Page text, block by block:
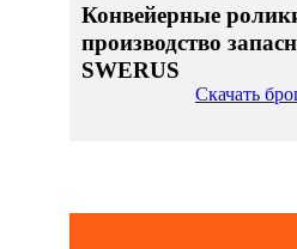
Конвейерные
производство
SWERUS
Скачать